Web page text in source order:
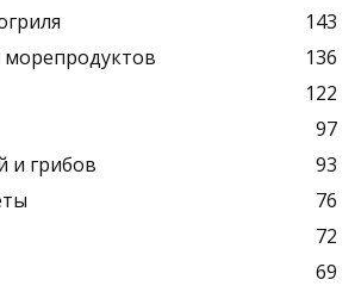
143
136
122
97
и грибов
93
76
72
69